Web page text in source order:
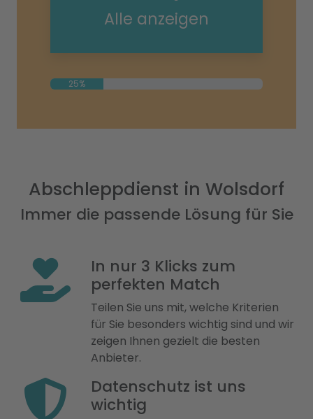
Alle anzeigen
25%
Abschleppdienst in Wolsdorf
Immer die passende Lösung für Sie
In nur 3 Klicks zum
perfekten Match
Teilen Sie uns mit, welche Kriterien
für Sie besonders wichtig sind und wir
zeigen Ihnen gezielt die besten
Anbieter.
Datenschutz ist uns
wichtig